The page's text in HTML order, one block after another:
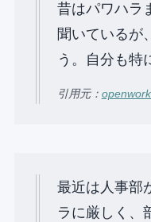
昔はパワハラ
聞いているが
う。⾃分も特
引用元：
最近は⼈事部
ラに厳しく、